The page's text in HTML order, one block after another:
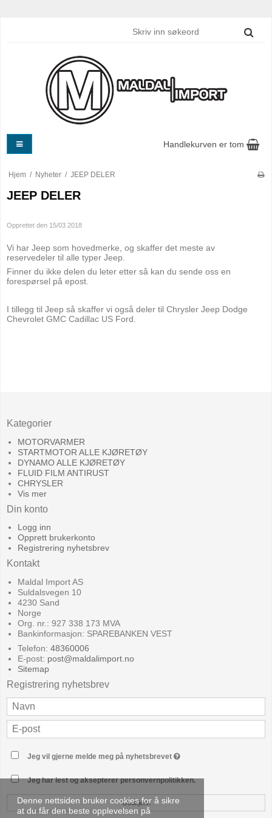
Denne nettsiden bruker cookies for å sikre
at du får den beste opplevelsen på
Handlekurven er tom
Hjem / Nyheter / JEEP DELER
JEEP DELER
Opprettet den 15/03 2018
Vi har Jeep som hovedmerke, og skaffer det meste av
reservedeler til alle typer Jeep.
Finner du ikke delen du leter etter så kan du sende oss en
forespørsel på epost.
I tillegg til Jeep så skaffer vi også deler til Chrysler Jeep Dodge
Chevrolet GMC Cadillac US Ford.
Kategorier
MOTORVARMER
STARTMOTOR ALLE KJØRETØY
DYNAMO ALLE KJØRETØY
FLUID FILM ANTIRUST
CHRYSLER
Vis mer
Din konto
Logg inn
Opprett brukerkonto
Registrering nyhetsbrev
Kontakt
Maldal Import AS
Suldalsvegen 10
4230 Sand
Norge
Org. nr.: 927 338 173 MVA
Bankinformasjon: SPAREBANKEN VEST
Telefon: 48360006
E-post: post@maldalimport.no
Sitemap
Registrering nyhetsbrev
Jeg vil gjerne melde meg på nyhetsbrevet
Jeg har lest og aksepterer personvernpolitikken.
Godkjenn